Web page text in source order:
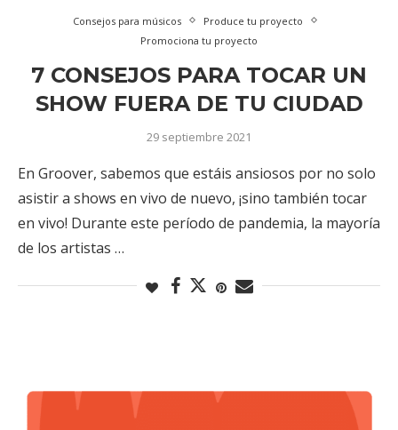
Consejos para músicos
Produce tu proyecto
Promociona tu proyecto
7 CONSEJOS PARA TOCAR UN
SHOW FUERA DE TU CIUDAD
29 septiembre 2021
En Groover, sabemos que estáis ansiosos por no solo
asistir a shows en vivo de nuevo, ¡sino también tocar
en vivo! Durante este período de pandemia, la mayoría
de los artistas …